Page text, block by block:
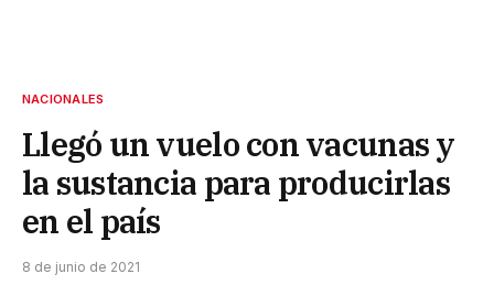
NACIONALES
Llegó un vuelo con vacunas y
la sustancia para producirlas
en el país
8 de junio de 2021